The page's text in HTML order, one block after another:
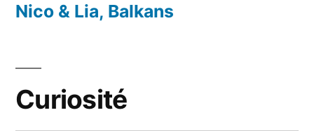
Nico & Lia, Balkans
Curiosité